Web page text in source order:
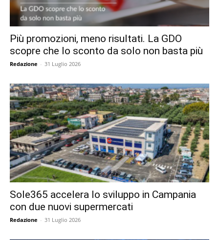
Più promozioni, meno risultati. La GDO
scopre che lo sconto da solo non basta più
Redazione - 31 Luglio 2026
Sole365 accelera lo sviluppo in Campania
con due nuovi supermercati
Redazione - 31 Luglio 2026